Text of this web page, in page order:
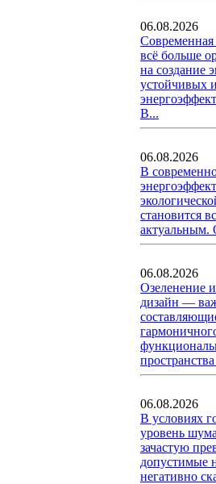
06.08.2026
Современная
всё больше
на создание
устойчивых и
В...
06.08.2026
В
становится
актуальным.
06.08.2026
Озеленение
дизайн —
06.08.2026
В условиях
уровень
зачастую
допустимые
негативно